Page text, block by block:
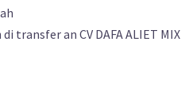
transfer an CV DAFA ALIET MIX